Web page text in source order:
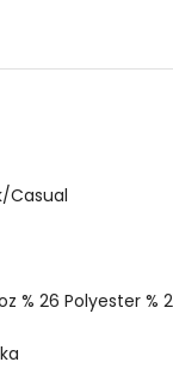
Casual
% 26 Polyester %